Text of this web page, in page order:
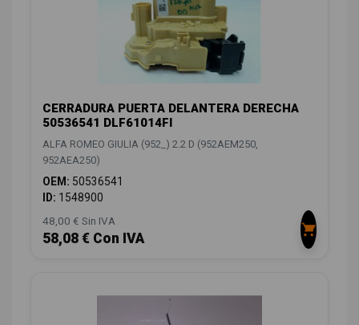
CERRADURA PUERTA DELANTERA DERECHA
50536541 DLF61014FI
ALFA ROMEO GIULIA (952_) 2.2 D (952AEM250,
952AEA250)
OEM: 50536541
ID: 1548900
48,00 € Sin IVA
58,08 € Con IVA